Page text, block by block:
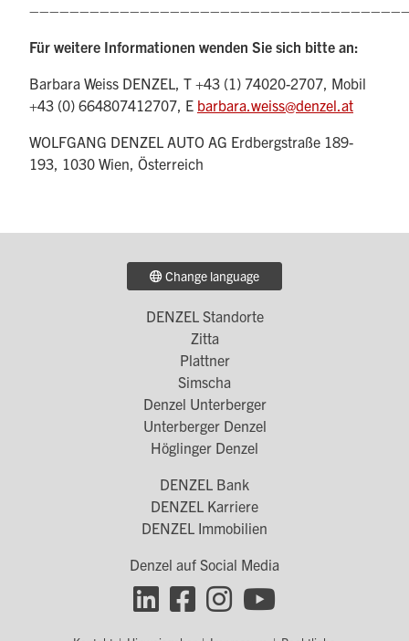
Für weitere Informationen wenden Sie sich bitte an:
Barbara Weiss DENZEL, T +43 (1) 74020-2707, Mobil
+43 (0) 664807412707, E barbara.weiss@denzel.at
WOLFGANG DENZEL AUTO AG Erdbergstraße 189-
193, 1030 Wien, Österreich
Change language
DENZEL Standorte
Zitta
Plattner
Simscha
Denzel Unterberger
Unterberger Denzel
Höglinger Denzel
DENZEL Bank
DENZEL Karriere
DENZEL Immobilien
Denzel auf Social Media